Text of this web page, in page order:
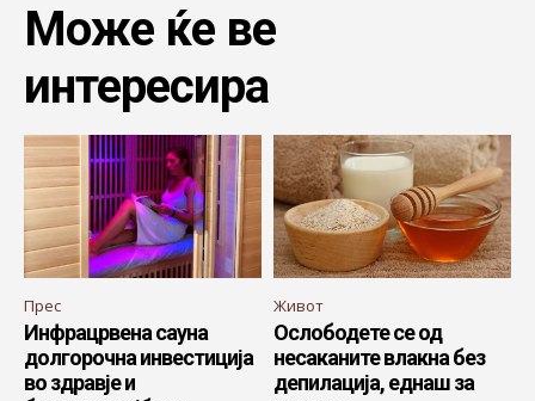
Може ќе ве
интересира
Прес
Инфрацрвена сауна
долгорочна инвестиција
во здравје и
Живот
Ослободете се од
несаканите влакна без
депилација, еднаш за